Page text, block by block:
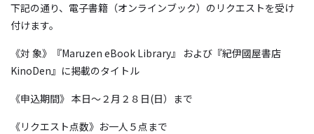
下記の通り、電子書籍（オンラインブック）のリクエストを受け
付けます。
《対 象》『Maruzen eBook Library』 および『紀伊國屋書店
KinoDen』に掲載のタイトル
《申込期間》 本日～２月２８日(日）まで
《リクエスト点数》お一人５点まで